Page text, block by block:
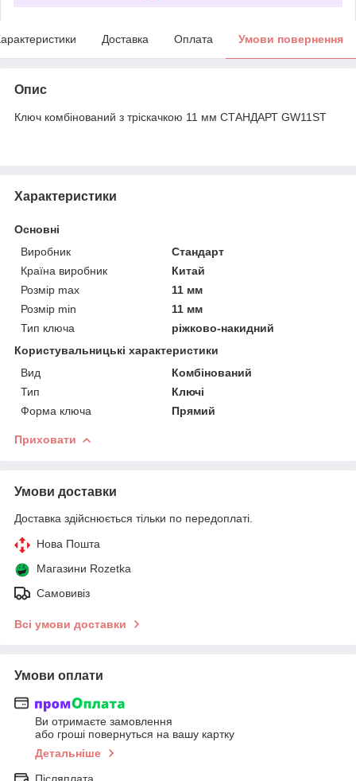
Доставка Оплата Умови повернення
Опис
Ключ комбінований з тріскачкою 11 мм СТАНДАРТ GW11ST
Характеристики
Основні
Виробник
Стандарт
Країна виробник
Китай
Розмір max
11 мм
Розмір min
11 мм
Тип ключа
ріжково-накидний
Користувальницькі характеристики
Вид
Комбінований
Тип
Ключі
Форма ключа
Прямий
Приховати
Умови доставки
Доставка здійснюється тільки по передоплаті.
Нова Пошта
Магазини Rozetka
Самовивіз
Всі умови доставки
Умови оплати
Ви отримаєте замовлення
або гроші повернуться на вашу картку
Детальніше